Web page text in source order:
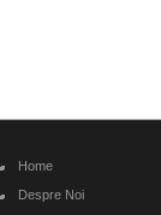
Home
Despre Noi